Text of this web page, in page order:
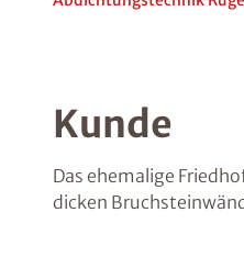
Kunde
Das ehemalige
dicken